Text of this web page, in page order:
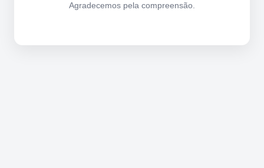
Agradecemos pela compreensão.